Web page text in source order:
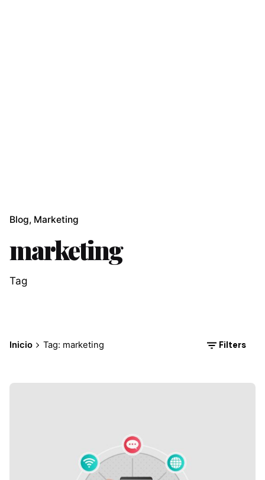
Blog Marketing
marketing
Tag
Inicio Tag: marketing Filters